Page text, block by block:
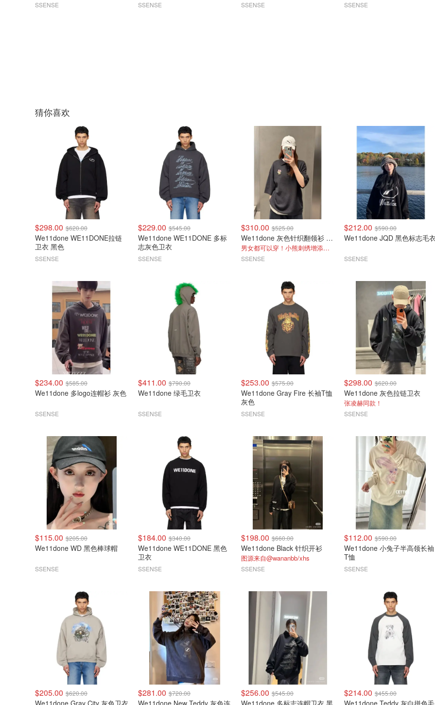
SSENSE SSENSE SSENSE SSENSE
猜你喜欢
$298.00 $620.00
We11done WE11DONE拉链
卫衣 黑色
SSENSE
$229.00 $545.00
We11done WE11DONE 多标
志灰色卫衣
SSENSE
$310.00 $525.00
We11done 灰色针织翻领衫 拼色细节
男女都可以穿！小熊刺绣增添可爱
SSENSE
$212.00 $590.00
We11done JQD 黑色标志毛
SSENSE
$234.00 $585.00
We11done 多logo连帽衫 灰色
SSENSE
$411.00 $790.00
We11done 绿毛卫衣
SSENSE
$253.00 $575.00
We11done Gray Fire 长袖T恤
灰色
SSENSE
$298.00 $620.00
We11done 灰色拉链卫衣
张凌赫同款！
SSENSE
$115.00 $205.00
We11done WD 黑色棒球帽
SSENSE
$184.00 $340.00
We11done WE11DONE 黑色
卫衣
SSENSE
$198.00 $660.00
We11done Black 针织开衫
图源来自@wananbb/xhs
SSENSE
$112.00 $590.00
We11done 小兔子半高领长袖
T恤
SSENSE
$205.00 $620.00
We11done Gray City 灰色卫衣
$281.00 $720.00
We11done New Teddy 灰色连
$256.00 $545.00
We11done 多标志连帽卫衣 黑
$214.00 $455.00
We11done Teddy 灰白拼色毛